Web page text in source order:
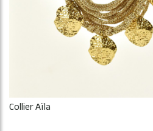
Collier Aïla